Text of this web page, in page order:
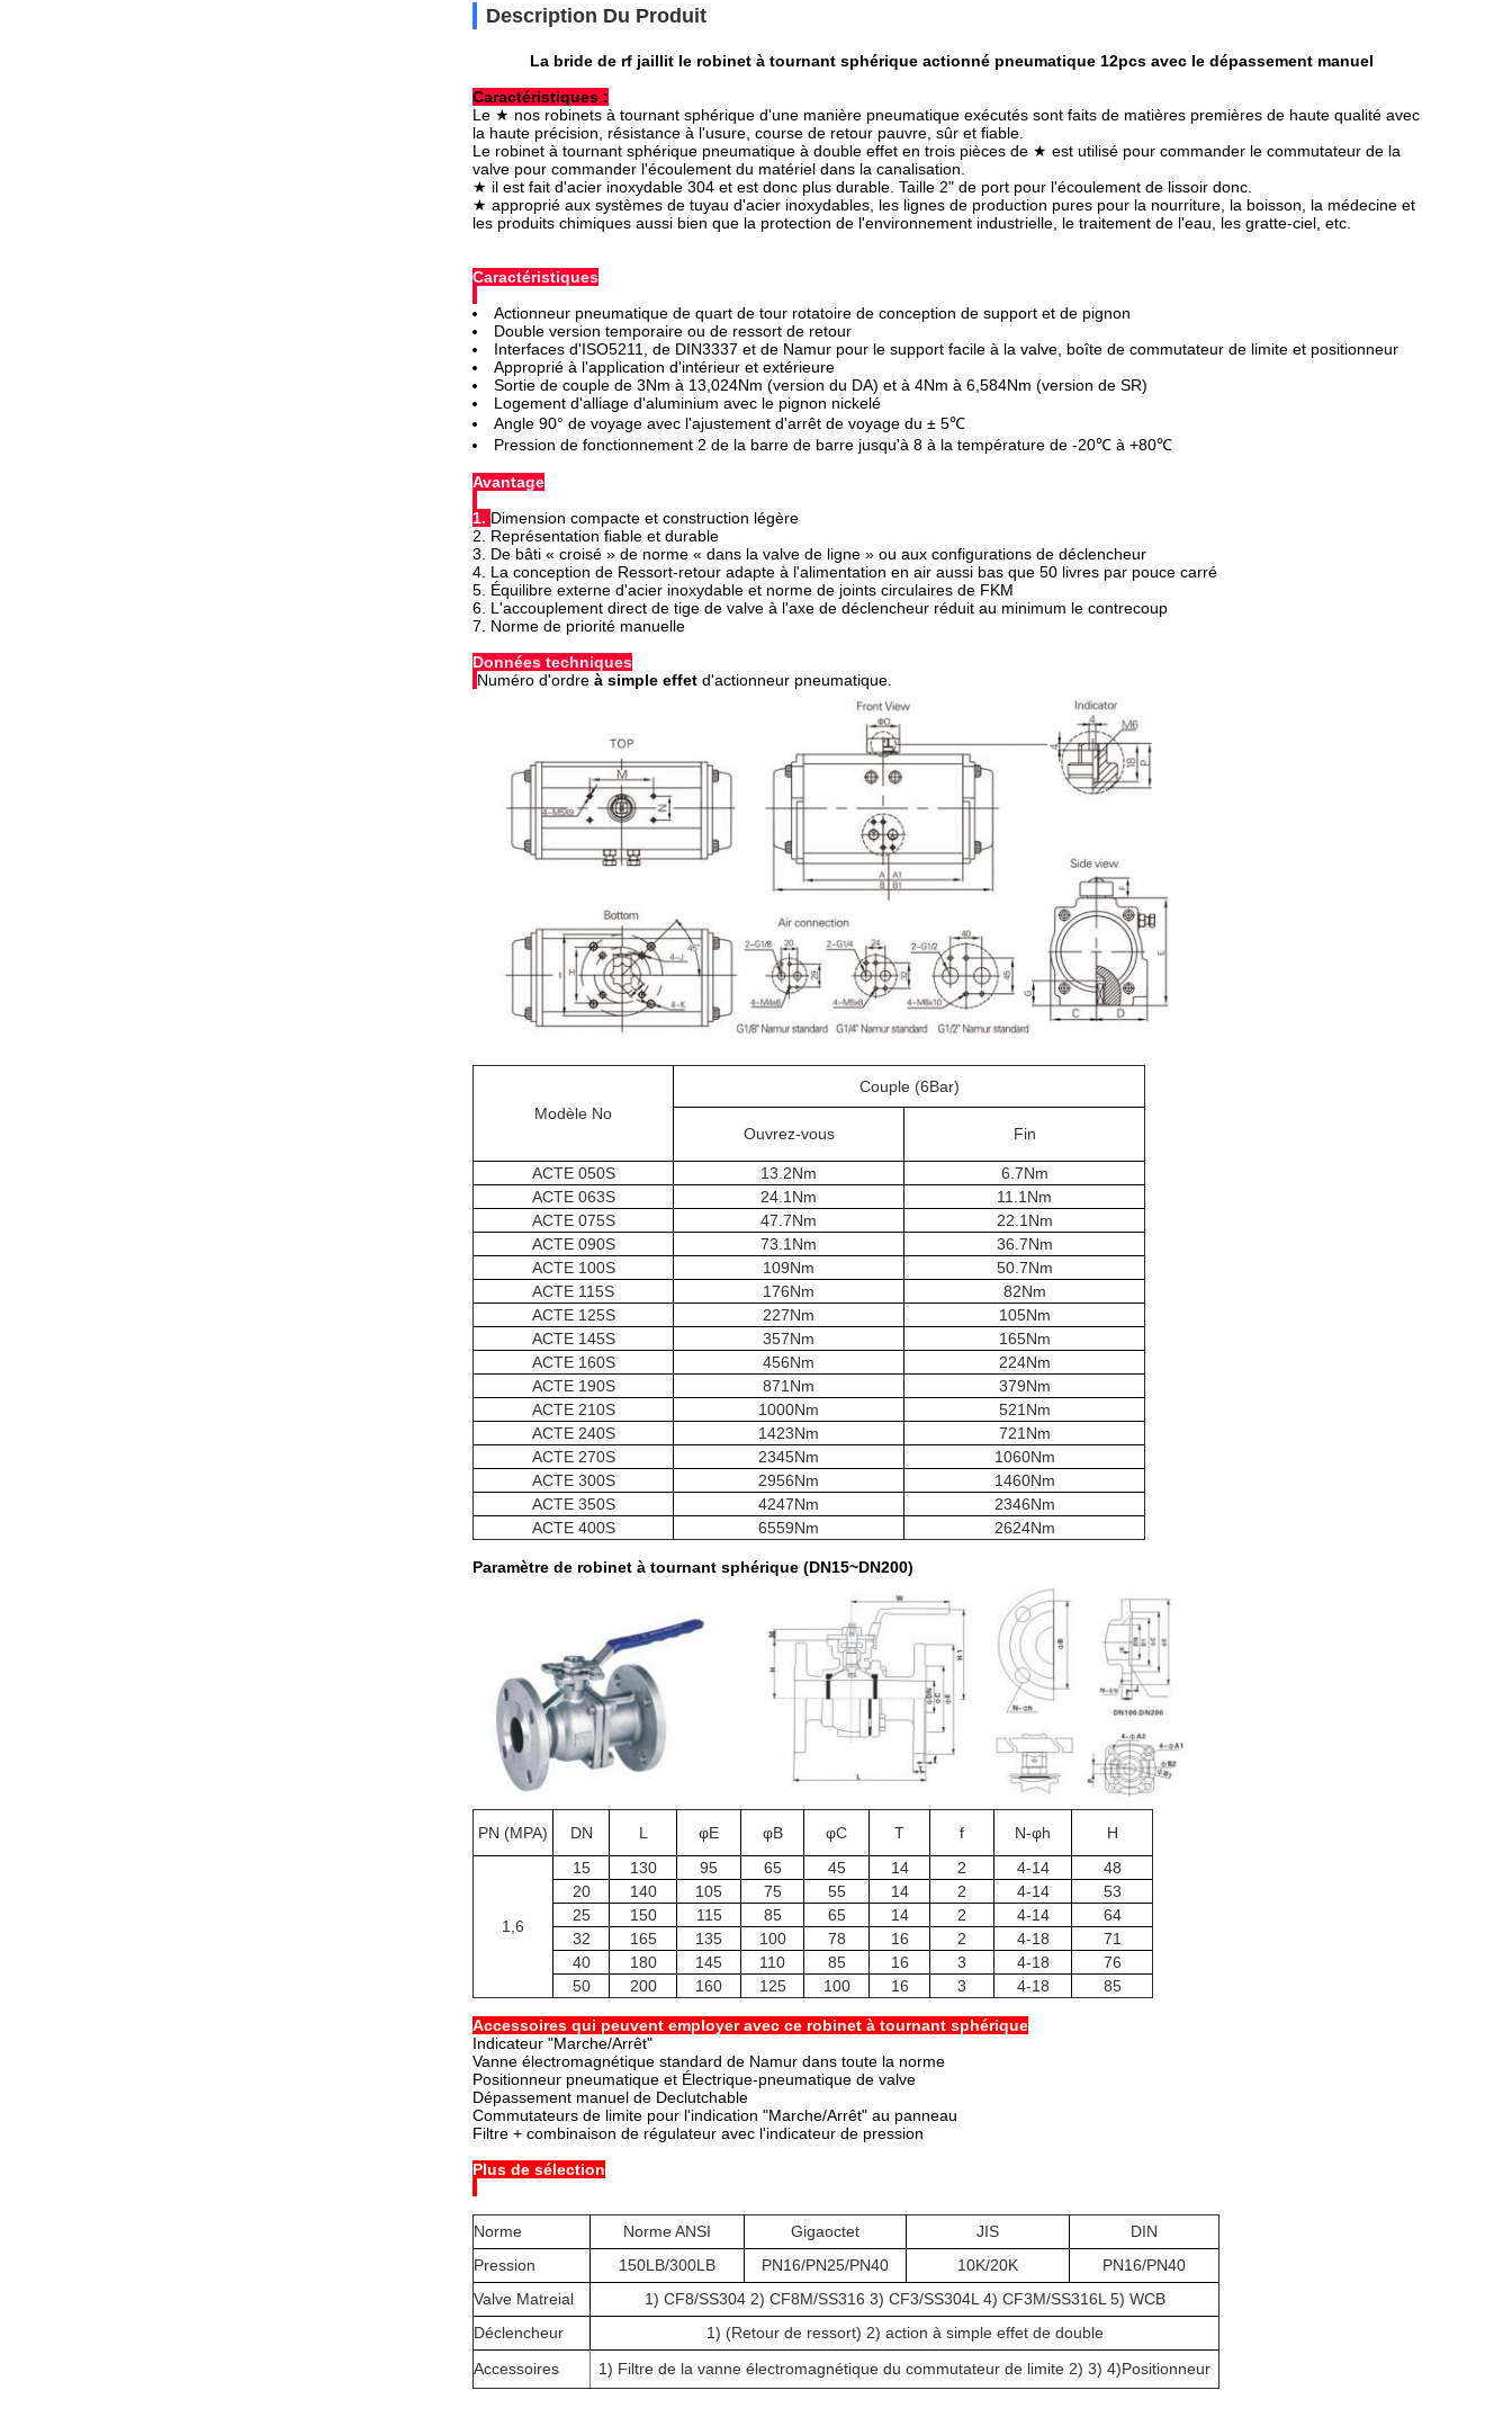
Description Du Produit
La bride de rf jaillit le robinet à tournant sphérique actionné pneumatique 12pcs avec le dépassement manuel
Caractéristiques :
Le ★ nos robinets à tournant sphérique d'une manière pneumatique exécutés sont faits de matières premières de haute qualité avec
la haute précision, résistance à l'usure, course de retour pauvre, sûr et fiable.
Le robinet à tournant sphérique pneumatique à double effet en trois pièces de ★ est utilisé pour commander le commutateur de la
valve pour commander l'écoulement du matériel dans la canalisation.
★ il est fait d'acier inoxydable 304 et est donc plus durable. Taille 2" de port pour l'écoulement de lissoir donc.
★ approprié aux systèmes de tuyau d'acier inoxydables, les lignes de production pures pour la nourriture, la boisson, la médecine et
les produits chimiques aussi bien que la protection de l'environnement industrielle, le traitement de l'eau, les gratte-ciel, etc.
Caractéristiques
Actionneur pneumatique de quart de tour rotatoire de conception de support et de pignon
Double version temporaire ou de ressort de retour
Interfaces d'ISO5211, de DIN3337 et de Namur pour le support facile à la valve, boîte de commutateur de limite et positionneur
Approprié à l'application d'intérieur et extérieure
Sortie de couple de 3Nm à 13,024Nm (version du DA) et à 4Nm à 6,584Nm (version de SR)
Logement d'alliage d'aluminium avec le pignon nickelé
Angle 90° de voyage avec l'ajustement d'arrêt de voyage du ± 5℃
Pression de fonctionnement 2 de la barre de barre jusqu'à 8 à la température de -20℃ à +80℃
Avantage
1. Dimension compacte et construction légère
2. Représentation fiable et durable
3. De bâti « croisé » de norme « dans la valve de ligne » ou aux configurations de déclencheur
4. La conception de Ressort-retour adapte à l'alimentation en air aussi bas que 50 livres par pouce carré
5. Équilibre externe d'acier inoxydable et norme de joints circulaires de FKM
6. L'accouplement direct de tige de valve à l'axe de déclencheur réduit au minimum le contrecoup
7. Norme de priorité manuelle
Données techniques
Numéro d'ordre à simple effet d'actionneur pneumatique.
Modèle No
Couple (6Bar)
Ouvrez-vous Fin
ACTE 050S 13.2Nm
6.7Nm
ACTE 063S
24.1Nm
11.1Nm
ACTE 075S
47.7Nm
22.1Nm
ACTE 090S
73.1Nm
36.7Nm
ACTE 100S
109Nm
50.7Nm
ACTE 115S
176Nm
82Nm
ACTE 125S
227Nm
105Nm
ACTE 145S
357Nm
165Nm
ACTE 160S
456Nm
224Nm
ACTE 190S
871Nm
379Nm
ACTE 210S
1000Nm
521Nm
ACTE 240S
1423Nm
721Nm
ACTE 270S
2345Nm
1060Nm
ACTE 300S
2956Nm
1460Nm
ACTE 350S
4247Nm
2346Nm
ACTE 400S
6559Nm 2624Nm
Paramètre de robinet à tournant sphérique (DN15~DN200)
PN (MPA) DN L φE φB φC T f N-φh H
1,6
15 130 95 65 45 14 2 4-14
48
20
140 105 75 55 14 2 4-14
53
25
150 115 85 65 14 2 4-14
64
32
165 135 100 78 16 2 4-18
71
40
180 145 110 85 16 3 4-18
76
50
200 160 125 100 16 3 4-18 85
Accessoires qui peuvent employer avec ce robinet à tournant sphérique
Indicateur "Marche/Arrêt"
Vanne électromagnétique standard de Namur dans toute la norme
Positionneur pneumatique et Électrique-pneumatique de valve
Dépassement manuel de Declutchable
Commutateurs de limite pour l'indication "Marche/Arrêt" au panneau
Filtre + combinaison de régulateur avec l'indicateur de pression
Plus de sélection
Norme Norme ANSI Gigaoctet JIS
DIN
Pression
150LB/300LB PN16/PN25/PN40 10K/20K
PN16/PN40
Valve Matreial
1) CF8/SS304 2) CF8M/SS316 3) CF3/SS304L 4) CF3M/SS316L 5) WCB
Déclencheur
1) (Retour de ressort) 2) action à simple effet de double
Accessoires
1) Filtre de la vanne électromagnétique du commutateur de limite 2) 3) 4)Positionneur